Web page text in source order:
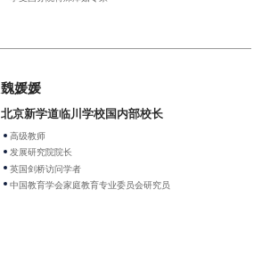
魏媛媛
北京新学道临川学校国内部校长
高级教师
发展研究院院长
英国剑桥访问学者
中国教育学会家庭教育专业委员会研究员